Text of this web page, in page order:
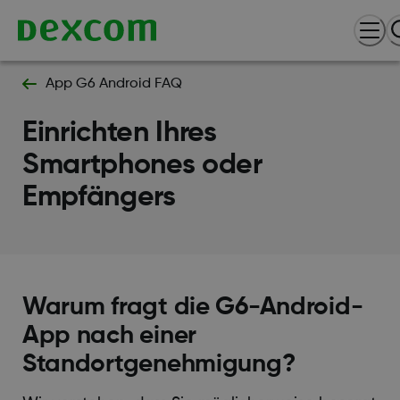
App G6 Android FAQ
Einrichten Ihres
Smartphones oder
Empfängers
Warum fragt die G6-Android-
App nach einer
Standortgenehmigung?